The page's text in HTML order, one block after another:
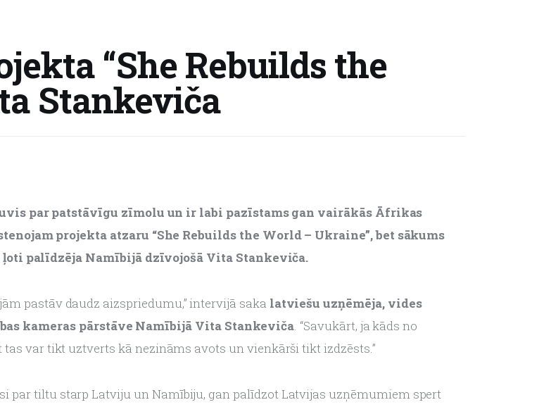
“She Rebuilds the
Stankeviča
par patstāvīgu zīmolu un ir labi pazīstams gan vairākās Āfrikas
projekta atzaru “She Rebuilds the World – Ukraine”, bet sākums
palīdzēja Namībijā dzīvojošā Vita Stankeviča.
pastāv daudz aizspriedumu,” intervijā saka latviešu uzņēmēja, vides
kameras pārstāve Namībijā Vita Stankeviča. “Savukārt, ja kāds no
var tikt uztverts kā nezināms avots un vienkārši tikt izdzēsts.”
par tiltu starp Latviju un Namībiju, gan palīdzot Latvijas uzņēmumiem spert